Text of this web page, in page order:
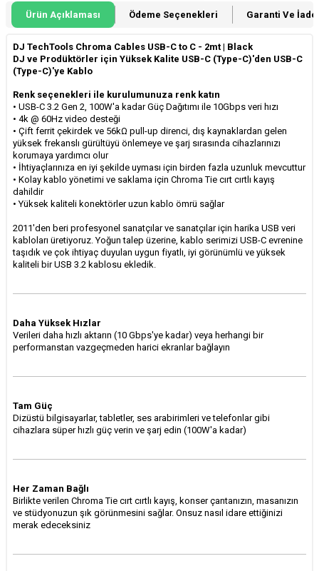
Ürün Açıklaması Ödeme Seçenekleri Garanti Ve İade
DJ TechTools Chroma Cables USB-C to C - 2mt | Black
DJ ve Prodüktörler için Yüksek Kalite USB-C (Type-C)'den USB-C
(Type-C)'ye Kablo
Renk seçenekleri ile kurulumunuza renk katın
• USB-C 3.2 Gen 2, 100W'a kadar Güç Dağıtımı ile 10Gbps veri hızı
• 4k @ 60Hz video desteği
• Çift ferrit çekirdek ve 56kΩ pull-up direnci, dış kaynaklardan gelen
yüksek frekanslı gürültüyü önlemeye ve şarj sırasında cihazlarınızı
korumaya yardımcı olur
• İhtiyaçlarınıza en iyi şekilde uyması için birden fazla uzunluk mevcuttur
• Kolay kablo yönetimi ve saklama için Chroma Tie cırt cırtlı kayış
dahildir
• Yüksek kaliteli konektörler uzun kablo ömrü sağlar
2011'den beri profesyonel sanatçılar ve sanatçılar için harika USB veri
kabloları üretiyoruz. Yoğun talep üzerine, kablo serimizi USB-C evrenine
taşıdık ve çok ihtiyaç duyulan uygun fiyatlı, iyi görünümlü ve yüksek
kaliteli bir USB 3.2 kablosu ekledik.
Daha Yüksek Hızlar
Verileri daha hızlı aktarın (10 Gbps'ye kadar) veya herhangi bir
performanstan vazgeçmeden harici ekranlar bağlayın
Tam Güç
Dizüstü bilgisayarlar, tabletler, ses arabirimleri ve telefonlar gibi
cihazlara süper hızlı güç verin ve şarj edin (100W'a kadar)
Her Zaman Bağlı
Birlikte verilen Chroma Tie cırt cırtlı kayış, konser çantanızın, masanızın
ve stüdyonuzun şık görünmesini sağlar. Onsuz nasıl idare ettiğinizi
merak edeceksiniz